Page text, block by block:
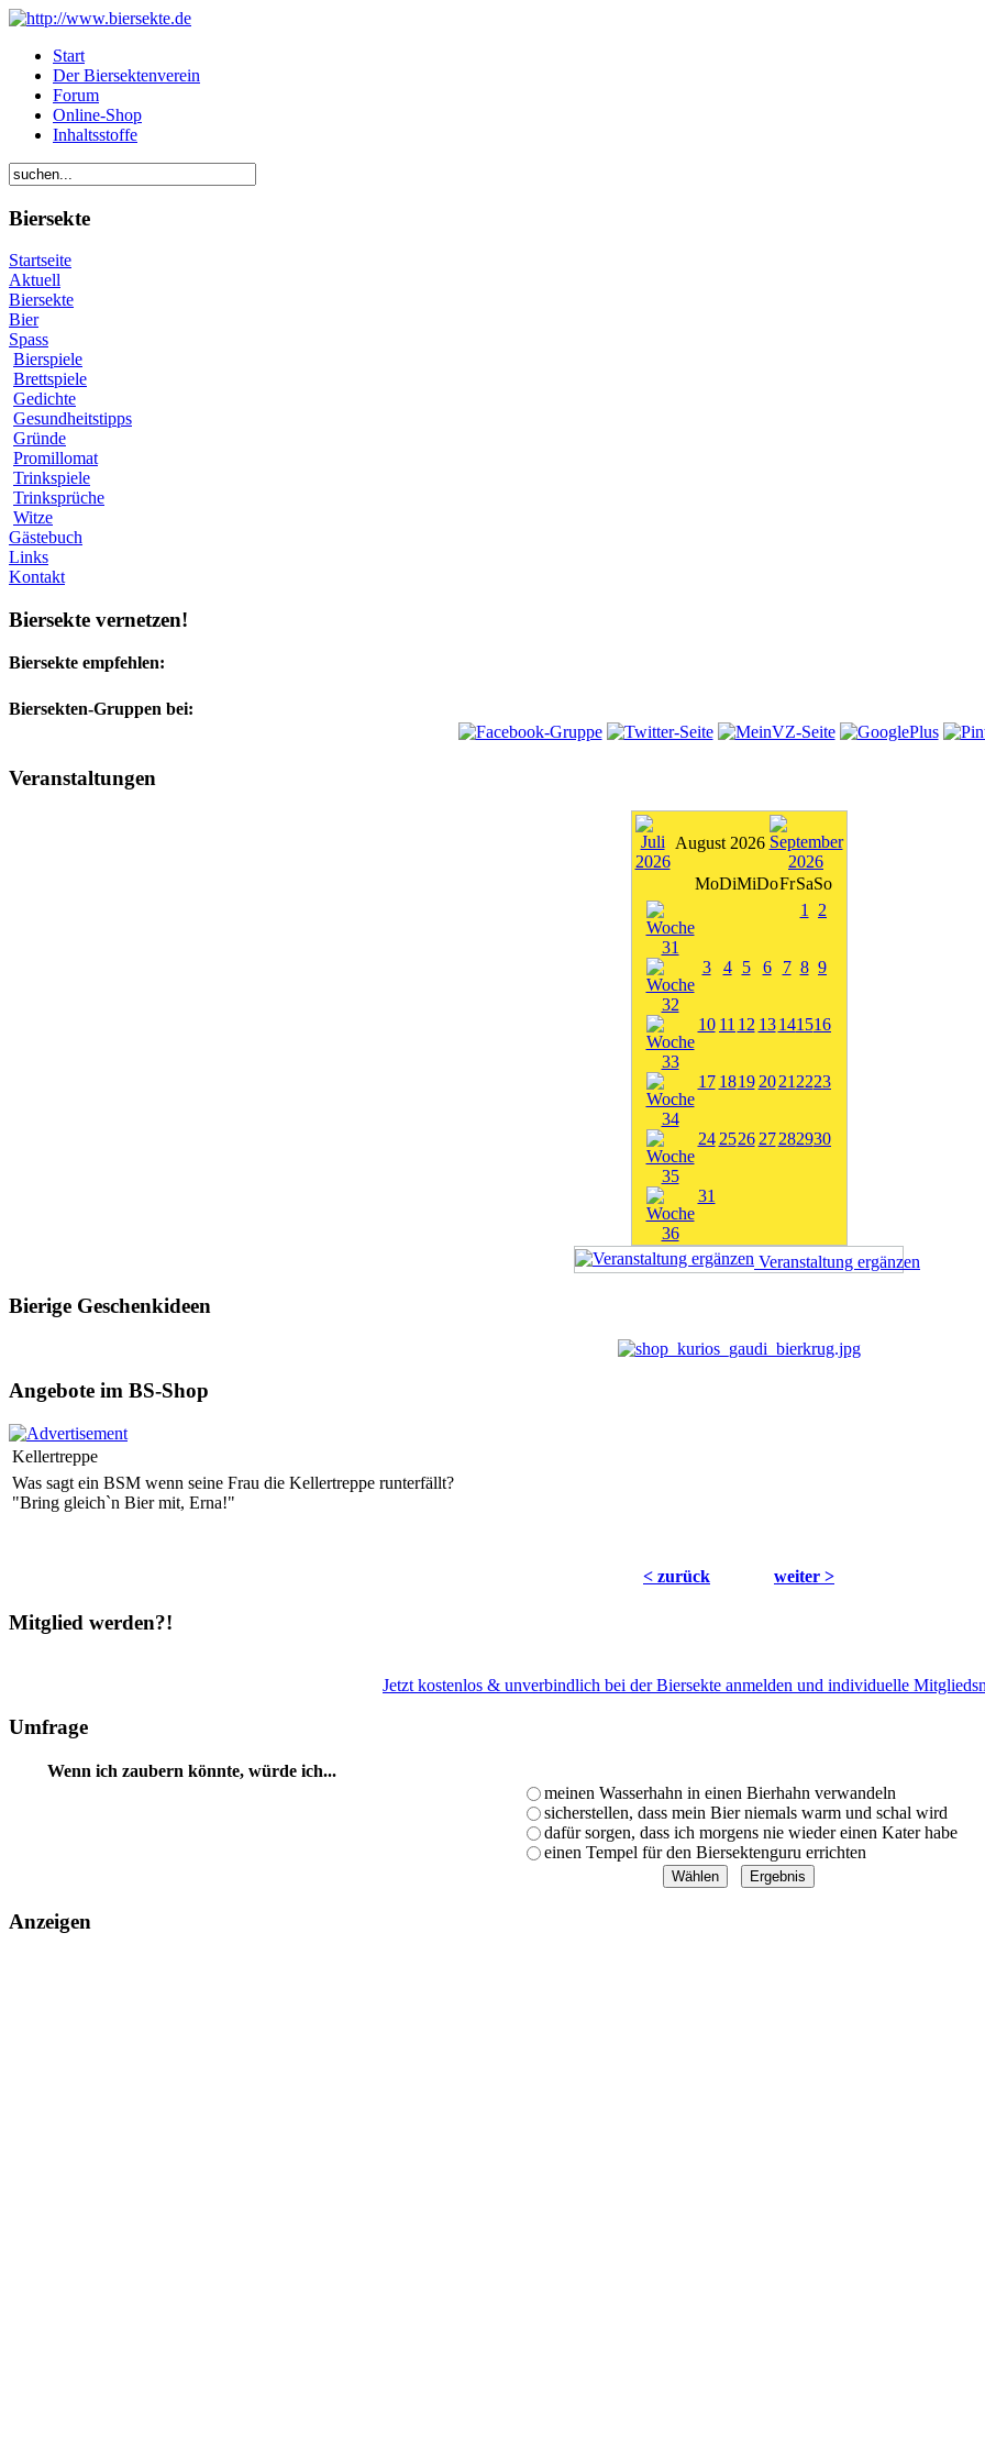
Start
Der Biersektenverein
Forum
Online-Shop
Inhaltsstoffe
Biersekte
Startseite
Aktuell
Biersekte
Bier
Spass
Bierspiele
Brettspiele
Gedichte
Gesundheitstipps
Gründe
Promillomat
Trinkspiele
Trinksprüche
Witze
Gästebuch
Links
Kontakt
Biersekte vernetzen!
Biersekte empfehlen:
Biersekten-Gruppen bei:
Veranstaltungen
August 2026
MoDiMiDoFrSaSo
1
2
3 4 5 6 7 8 9
10 11 12 13 141516
17 1819 20 21 2223
24 2526 27 282930
31
Veranstaltung ergänzen
Bierige Geschenkideen
Angebote im BS-Shop
Kellertreppe
Was sagt ein BSM wenn seine Frau die Kellertreppe runterfällt?
"Bring gleich`n Bier mit, Erna!"
< zurück weiter >
Mitglied werden?!
Jetzt kostenlos & unverbindlich bei der Biersekte anmelden und individuelle
Umfrage
Wenn ich zaubern könnte, würde ich...
meinen Wasserhahn in einen Bierhahn verwandeln
sicherstellen, dass mein Bier niemals warm und schal wird
dafür sorgen, dass ich morgens nie wieder einen Kater habe
einen Tempel für den Biersektenguru errichten
Anzeigen